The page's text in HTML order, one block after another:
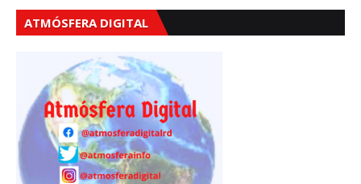
ATMÓSFERA DIGITAL